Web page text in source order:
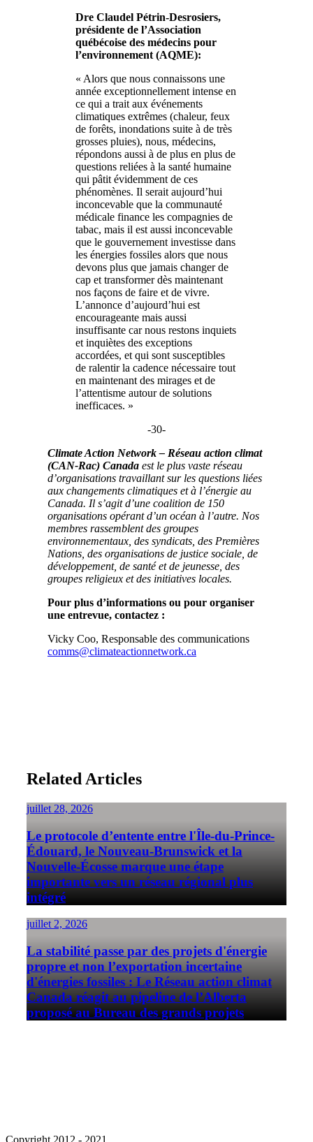
Dre Claudel Pétrin-Desrosiers,
présidente de l’Association
québécoise des médecins pour
l’environnement (AQME):
« Alors que nous connaissons une
année exceptionnellement intense en
ce qui a trait aux événements
climatiques extrêmes (chaleur, feux
de forêts, inondations suite à de très
grosses pluies), nous, médecins,
répondons aussi à de plus en plus de
questions reliées à la santé humaine
qui pâtit évidemment de ces
phénomènes. Il serait aujourd’hui
inconcevable que la communauté
médicale finance les compagnies de
tabac, mais il est aussi inconcevable
que le gouvernement investisse dans
les énergies fossiles alors que nous
devons plus que jamais changer de
cap et transformer dès maintenant
nos façons de faire et de vivre.
L’annonce d’aujourd’hui est
encourageante mais aussi
insuffisante car nous restons inquiets
et inquiètes des exceptions
accordées, et qui sont susceptibles
de ralentir la cadence nécessaire tout
en maintenant des mirages et de
l’attentisme autour de solutions
inefficaces. »
-30-
Climate Action Network – Réseau action climat
(CAN-Rac) Canadaest le plus vaste réseau
d’organisations travaillant sur les questions liées
aux changements climatiques et à l’énergie au
Canada. Il s’agit d’une coalition de 150
organisations opérant d’un océan à l’autre. Nos
membres rassemblent des groupes
environnementaux, des syndicats, des Premières
Nations, des organisations de justice sociale, de
développement, de santé et de jeunesse, des
groupes religieux et des initiatives locales.
Pour plus d’informations ou pour organiser
une entrevue, contactez :
Vicky Coo, Responsable des communications
comms@climateactionnetwork.ca
Related Articles
juillet 28, 2026
Le protocole d’entente entre l'Île-du-Prince-
Édouard, le Nouveau-Brunswick et la
Nouvelle-Écosse marque une étape
importante vers un réseau régional plus
intégré
juillet 2, 2026
La stabilité passe par des projets d'énergie
propre et non l’exportation incertaine
d'énergies fossiles : Le Réseau action climat
Canada réagit au pipeline de l’Alberta
proposé au Bureau des grands projets
Copyright 2012 - 2021